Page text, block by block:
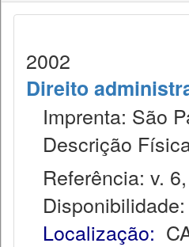
2002
Direito
Imprenta: São
Descrição
Referência: v.
Disponibilidade:
Localização: